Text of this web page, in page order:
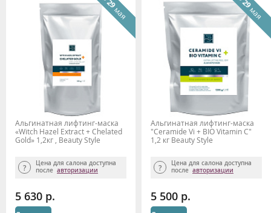
Альгинатная лифтинг-маска
«Witch Hazel Extract + Chelated
Gold» 1,2кг , Beauty Style
Цена для салона доступна
после авторизации
5 630 р.
29мая
Альгинатная лифтинг-маска
"Сeramide Vi + BIO Vitamin C"
1,2 кг Beauty Stylе
Цена для салона доступна
после авторизации
5 500 р.
29мая